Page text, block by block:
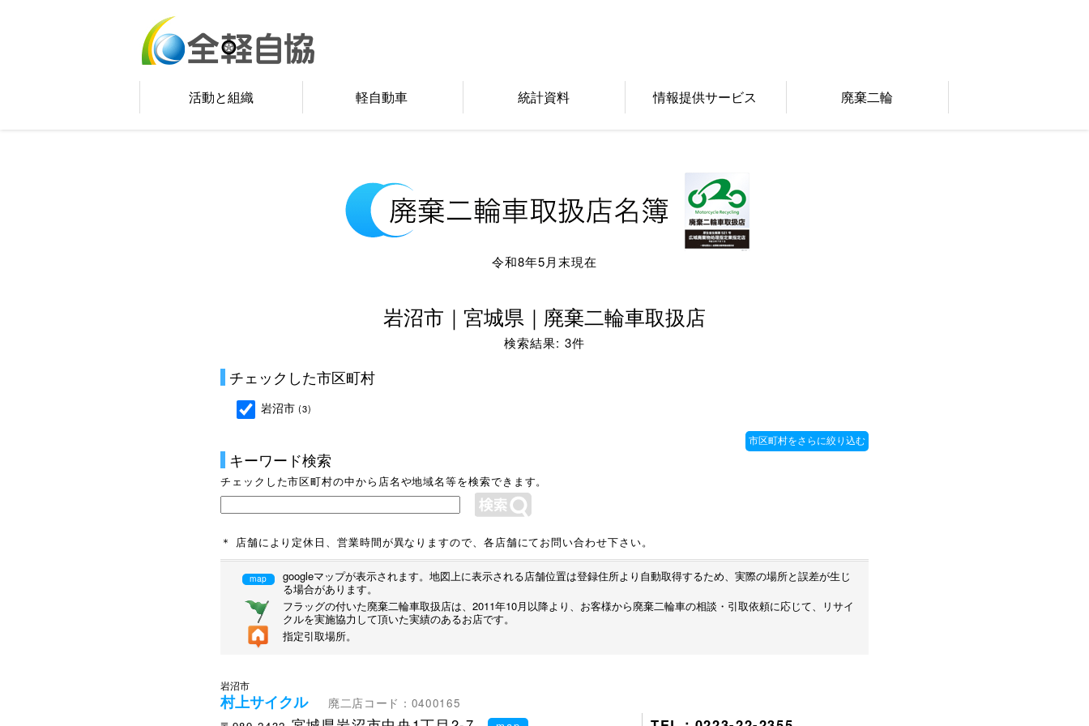
活動と組織 軽自動車 統計資料 情報提供サービス 廃棄二輪
令和8年5月末現在
岩沼市｜宮城県｜廃棄二輪車取扱店
検索結果: 3件
チェックした市区町村
岩沼市 (3)
キーワード検索
チェックした市区町村の中から店名や地域名等を検索できます。
＊ 店舗により定休日、営業時間が異なりますので、各店舗にてお問い合わせ下さい。
map
googleマップが表示されます。地図上に表示される店舗位置は登録住所より自動取得するため、実際の場所と誤差が生じ
る場合があります。
フラッグの付いた廃棄二輪車取扱店は、2011年10月以降より、お客様から廃棄二輪車の相談・引取依頼に応じて、リサイ
クルを実施協力して頂いた実績のあるお店です。
指定引取場所。
岩沼市
村上サイクル
廃二店コード：0400165